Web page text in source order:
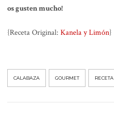
os gusten mucho!
{Receta Original: Kanela y Limón}
CALABAZA GOURMET RECETA